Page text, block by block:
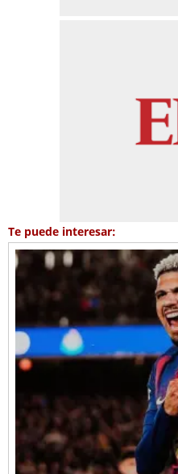
Te puede interesar: